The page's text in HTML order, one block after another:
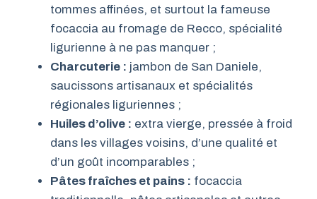
tommes affinées, et surtout la fameuse
focaccia au fromage de Recco, spécialité
ligurienne à ne pas manquer ;
Charcuterie : jambon de San Daniele,
saucissons artisanaux et spécialités
régionales liguriennes ;
Huiles d’olive : extra vierge, pressée à froid
dans les villages voisins, d’une qualité et
d’un goût incomparables ;
Pâtes fraîches et pains : focaccia